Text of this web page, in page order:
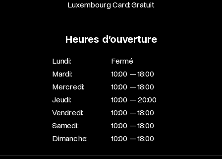
Luxembourg Card: Gratuit
Heures d’ouverture
Lundi:
Fermé
Mardi:
10:00 — 18:00
Mercredi:
10:00 — 18:00
Jeudi:
10:00 — 20:00
Vendredi:
10:00 — 18:00
Samedi:
10:00 — 18:00
Dimanche:
10:00 — 18:00